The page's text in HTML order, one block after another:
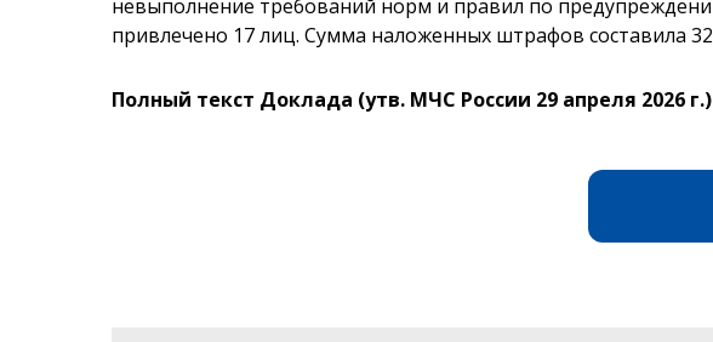
невыполнение требований норм и правил по
привлечено 17 лиц. Сумма наложенных штрафов составила
Полный текст Доклада (утв. МЧС России 29 апреля 2026